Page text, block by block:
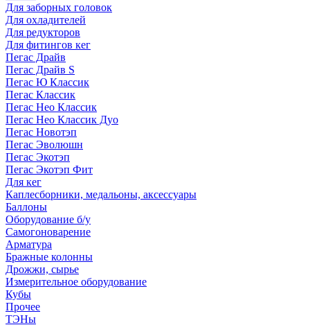
Для заборных головок
Для охладителей
Для редукторов
Для фитингов кег
Пегас Драйв
Пегас Драйв S
Пегас Ю Классик
Пегас Классик
Пегас Нео Классик
Пегас Нео Классик Дуо
Пегас Новотэп
Пегас Эволюшн
Пегас Экотэп
Пегас Экотэп Фит
Для кег
Каплесборники, медальоны, аксессуары
Баллоны
Оборудование б/у
Самогоноварение
Арматура
Бражные колонны
Дрожжи, сырье
Измерительное оборудование
Кубы
Прочее
ТЭНы